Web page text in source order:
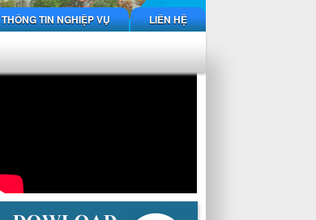
THÔNG TIN NGHIỆP VỤ LIÊN HỆ